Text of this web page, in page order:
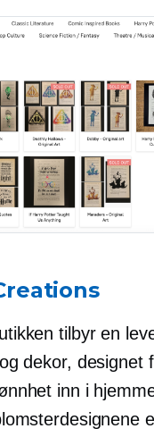
tilbyr en
dekor, designet
inn i